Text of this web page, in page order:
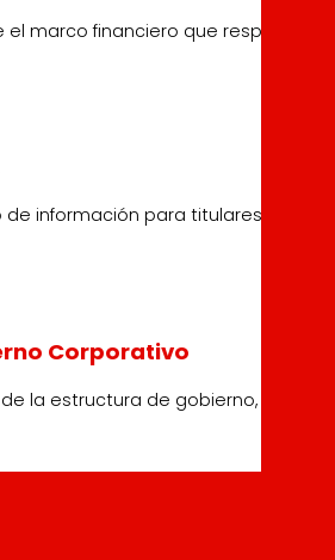
el marco financiero que respalda
de información para titulares de
Corporativo
la estructura de gobierno, sus